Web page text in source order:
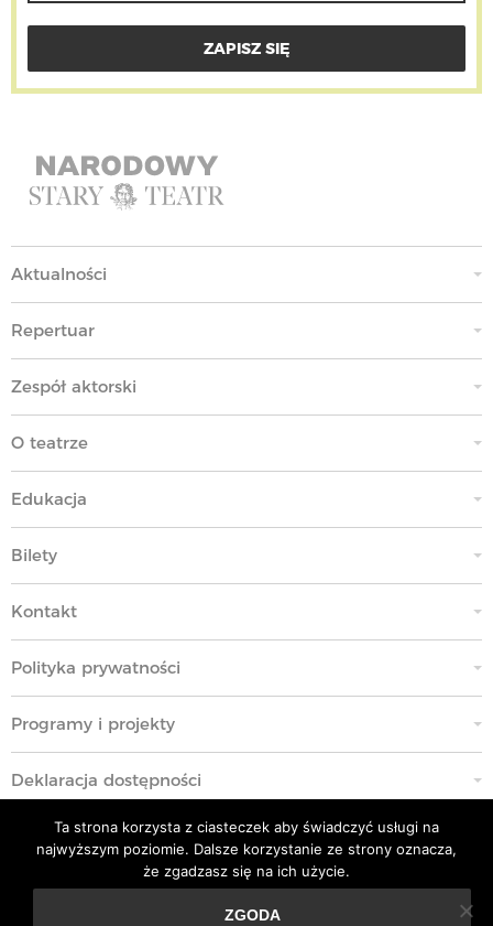
Aktualności
Repertuar
Zespół aktorski
O teatrze
Edukacja
Bilety
Kontakt
Polityka prywatności
Programy i projekty
Deklaracja dostępności
Standardy Ochrony Małoletnich
Polityka przeciwko molestowaniu w miejscu pracy
Ta strona korzysta z ciasteczek aby świadczyć usługi na
najwyższym poziomie. Dalsze korzystanie ze strony oznacza,
że zgadzasz się na ich użycie.
ZGODA